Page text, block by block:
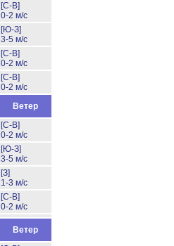
[С-В]
0-2 м/с
[Ю-З]
3-5 м/с
[С-В]
0-2 м/с
[С-В]
0-2 м/с
Ветер
[С-В]
0-2 м/с
[Ю-З]
3-5 м/с
[З]
1-3 м/с
[С-В]
0-2 м/с
Ветер